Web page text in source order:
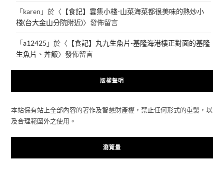
「karen 」於〈 【食記】雲集小棧-山菜海菜都很美味的熱炒小
棧(台大金山分院附近)〉發佈留言
「a12425 」於〈 【食記】丸九生魚片-基隆海港樓正對面的基隆
生魚片、丼飯〉發佈留言
版權聲明
本站保有站上全部內容的著作及智慧財產權，禁止任何形式的重製，以
及合理範圍外之使用。
瀏覽量